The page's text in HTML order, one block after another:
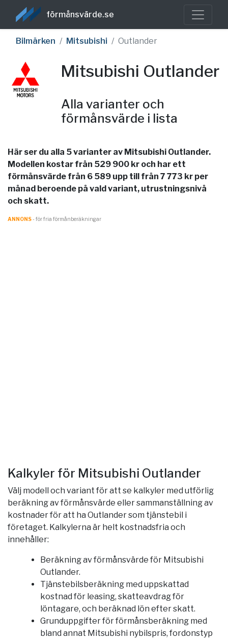
förmånsvärde.se
Bilmärken Mitsubishi Outlander
Mitsubishi Outlander
Alla varianter och
förmånsvärde i lista
Här ser du alla 5 varianter av Mitsubishi Outlander.
Modellen kostar från 529 900 kr och har ett
förmånsvärde från 6 589 upp till från 7 773 kr per
månad beroende på vald variant, utrustningsnivå
och skatt.
ANNONS- för fria förmånberäkningar
Kalkyler för Mitsubishi Outlander
Välj modell och variant för att se kalkyler med utförlig
beräkning av förmånsvärde eller sammanställning av
kostnader för att ha Outlander som tjänstebil i
företaget. Kalkylerna är helt kostnadsfria och
innehåller:
Beräkning av förmånsvärde för Mitsubishi
Outlander.
Tjänstebilsberäkning med uppskattad
kostnad för leasing, skatteavdrag för
löntagare, och beräknad lön efter skatt.
Grunduppgifter för förmånsberäkning med
bland annat Mitsubishi nybilspris, fordonstyp